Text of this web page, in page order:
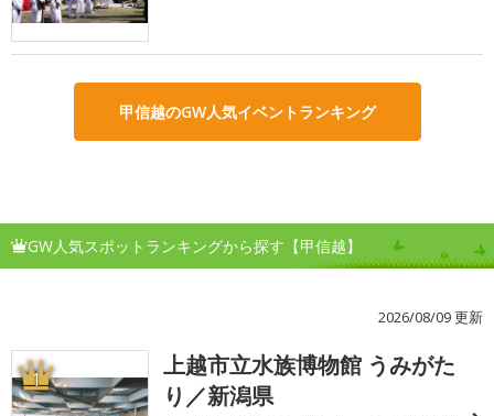
甲信越のGW人気イベントランキング
GW人気スポットランキングから探す【甲信越】
2026/08/09 更新
1
上越市立水族博物館 うみがた
り／新潟県